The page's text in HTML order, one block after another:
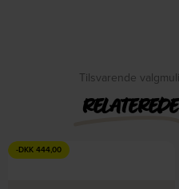
Tilsvarende
RELATEREDE
-DKK 444,00